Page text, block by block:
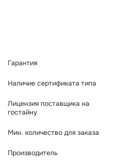
Гарантия
Наличие сертификата типа
Лицензия поставщика на
гостайну
Мин. количество для заказа
Производитель